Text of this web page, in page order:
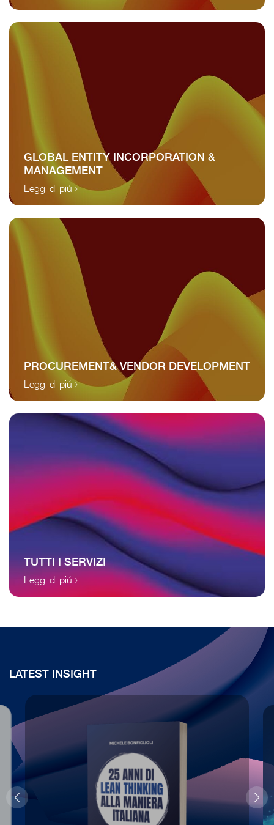
GLOBAL ENTITY INCORPORATION &
MANAGEMENT
Leggi di piú
PROCUREMENT& VENDOR DEVELOPMENT
Leggi di piú
TUTTI I SERVIZI
Leggi di piú
LATEST INSIGHT